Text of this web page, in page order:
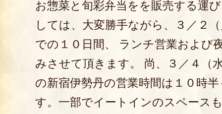
お惣菜と旬彩弁当をを販売する運
しては、大変勝手ながら、３／２
での１０日間、 ランチ営業および
みさせて頂きます。 尚、３／４（
の新宿伊勢丹の営業時間は１０時
す。一部でイートインのスペース